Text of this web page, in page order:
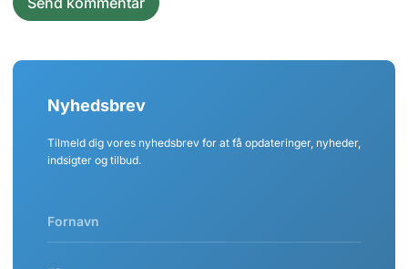
Nyhedsbrev
Tilmeld dig vores nyhedsbrev for at få opdateringer, nyheder,
indsigter og tilbud.